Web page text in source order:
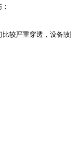
较严重穿透，设备